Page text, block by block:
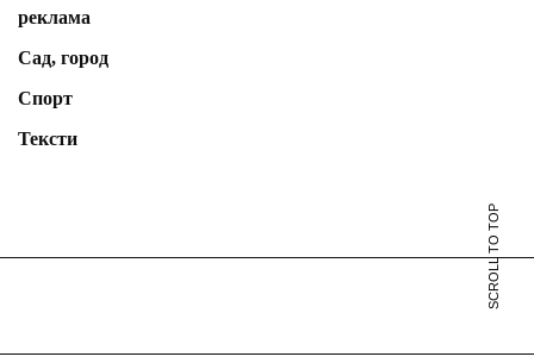
реклама
Сад, город
Спорт
Тексти
SCROLL TO TOP